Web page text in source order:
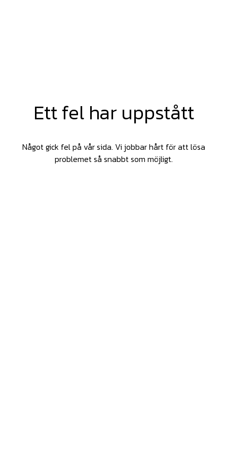
Ett fel har uppstått
Något gick fel på vår sida. Vi jobbar hårt för att lösa
problemet så snabbt som möjligt.